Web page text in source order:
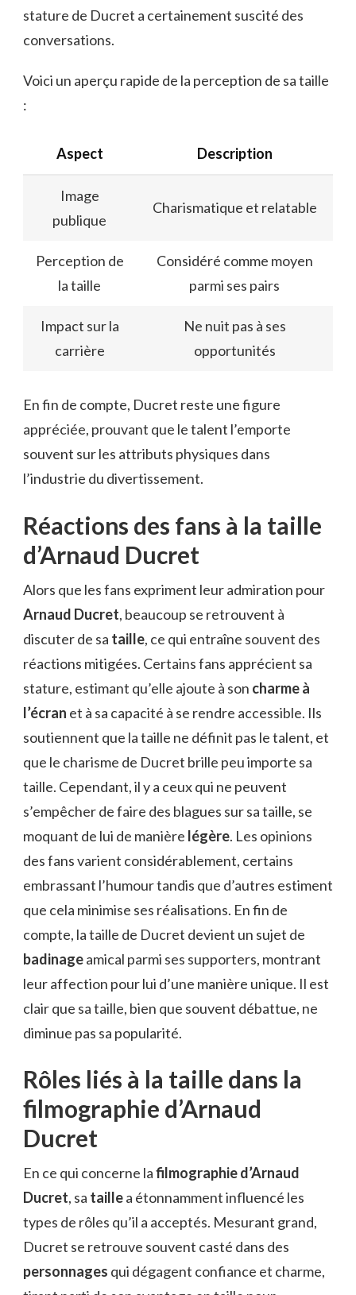
stature de Ducret a certainement suscité des
conversations.
Voici un aperçu rapide de la perception de sa taille
:
Aspect Description
Image
publique
Charismatique et relatable
Perception de
la taille
Considéré comme moyen
parmi ses pairs
Impact sur la
carrière
Ne nuit pas à ses
opportunités
En fin de compte, Ducret reste une figure
appréciée, prouvant que le talent l’emporte
souvent sur les attributs physiques dans
l’industrie du divertissement.
Réactions des fans à la taille
d’Arnaud Ducret
Alors que les fans expriment leur admiration pour
Arnaud Ducret, beaucoup se retrouvent à
discuter de sa taille, ce qui entraîne souvent des
réactions mitigées. Certains fans apprécient sa
stature, estimant qu’elle ajoute à son charme à
l’écran et à sa capacité à se rendre accessible. Ils
soutiennent que la taille ne définit pas le talent, et
que le charisme de Ducret brille peu importe sa
taille. Cependant, il y a ceux qui ne peuvent
s’empêcher de faire des blagues sur sa taille, se
moquant de lui de manière légère. Les opinions
des fans varient considérablement, certains
embrassant l’humour tandis que d’autres estiment
que cela minimise ses réalisations. En fin de
compte, la taille de Ducret devient un sujet de
badinageamical parmi ses supporters, montrant
leur affection pour lui d’une manière unique. Il est
clair que sa taille, bien que souvent débattue, ne
diminue pas sa popularité.
Rôles liés à la taille dans la
filmographie d’Arnaud
Ducret
En ce qui concerne lafilmographie d’Arnaud
Ducret, sa taillea étonnamment influencé les
types de rôles qu’il a acceptés. Mesurant grand,
Ducret se retrouve souvent casté dans des
personnages qui dégagent confiance et charme,